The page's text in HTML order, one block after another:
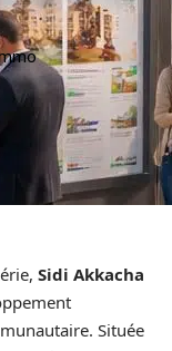
Sidi Akkacha
Située